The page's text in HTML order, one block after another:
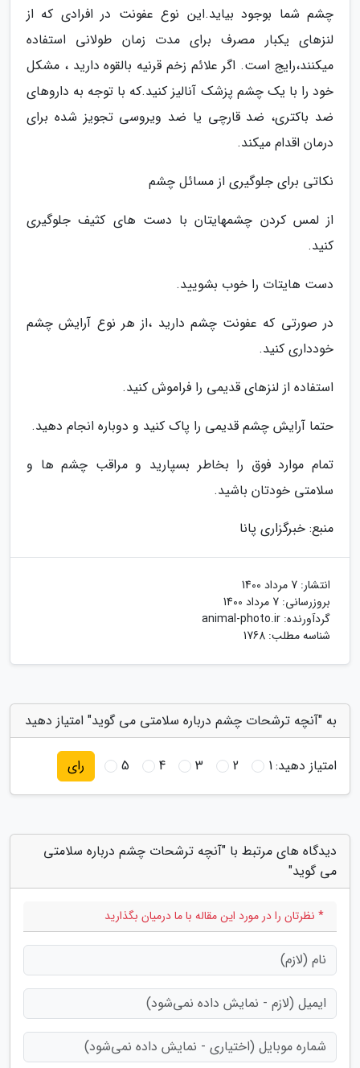
چشم شما بوجود بیاید.این نوع عفونت در افرادی که از
لنزهای یکبار مصرف برای مدت زمان طولانی استفاده
میکنند،رایج است. اگر علائم زخم قرنیه بالقوه دارید ، مشکل
خود را با یک چشم پزشک آنالیز کنید.که با توجه به داروهای
ضد باکتری، ضد قارچی یا ضد ویروسی تجویز شده برای
درمان اقدام میکند.
نکاتی برای جلوگیری از مسائل چشم
از لمس کردن چشمهایتان با دست های کثیف جلوگیری
کنید.
دست هایتات را خوب بشویید.
در صورتی که عفونت چشم دارید ،از هر نوع آرایش چشم
خودداری کنید.
استفاده از لنزهای قدیمی را فراموش کنید.
حتما آرایش چشم قدیمی را پاک کنید و دوباره انجام دهید.
تمام موارد فوق را بخاطر بسپارید و مراقب چشم ها و
سلامتی خودتان باشید.
منبع: خبرگزاری پانا
انتشار: 7 مرداد 1400
بروزرسانی: 7 مرداد 1400
گردآورنده: animal-photo.ir
شناسه مطلب: 1768
به "آنچه ترشحات چشم درباره سلامتی می گوید" امتیاز دهید
امتیاز دهید:1
2
3
4
5 رای
دیدگاه های مرتبط با "آنچه ترشحات چشم درباره سلامتی
می گوید"
* نظرتان را در مورد این مقاله با ما درمیان بگذارید